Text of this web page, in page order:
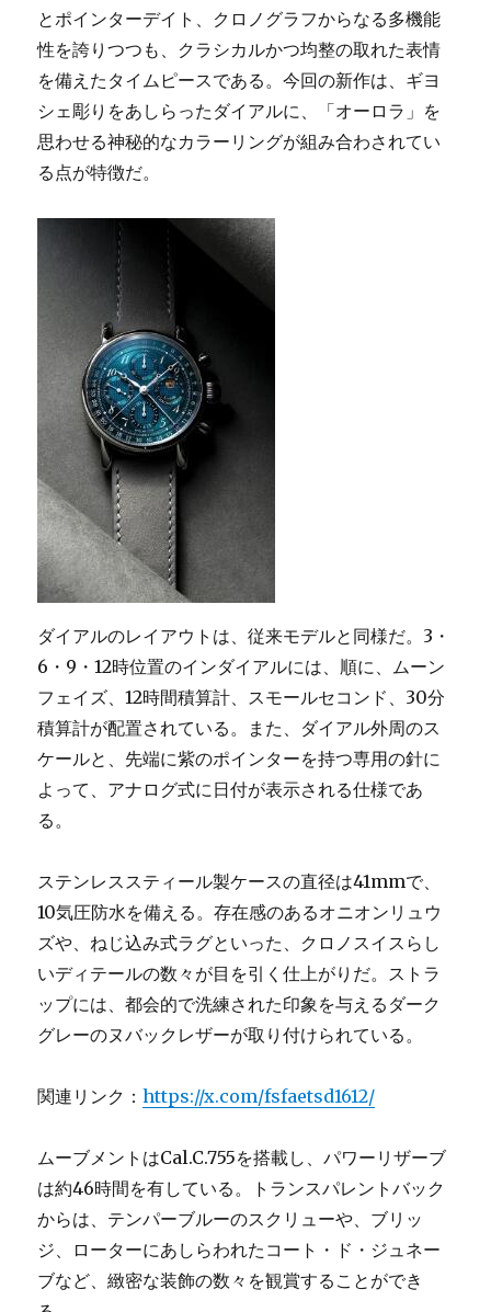
ー
ダ
ム
ロ
ノ
イ
“ス
リ
とポインターデイト、クロノグラフからなる多機能
性を誇りつつも、クラシカルかつ均整の取れた表情
を備えたタイムピースである。今回の新作は、ギヨ
シェ彫りをあしらったダイアルに、「オーロラ」を
思わせる神秘的なカラーリングが組み合わされてい
る点が特徴だ。
ダイアルのレイアウトは、従来モデルと同様だ。3・
6・9・12時位置のインダイアルには、順に、ムーン
フェイズ、12時間積算計、スモールセコンド、30分
積算計が配置されている。また、ダイアル外周のス
ケールと、先端に紫のポインターを持つ専用の針に
よって、アナログ式に日付が表示される仕様であ
る。
ステンレススティール製ケースの直径は41mmで、
10気圧防水を備える。存在感のあるオニオンリュウ
ズや、ねじ込み式ラグといった、クロノスイスらし
いディテールの数々が目を引く仕上がりだ。ストラ
ップには、都会的で洗練された印象を与えるダーク
グレーのヌバックレザーが取り付けられている。
関連リンク：https://x.com/fsfaetsd1612/
ムーブメントはCal.C.755を搭載し、パワーリザーブ
は約46時間を有している。トランスパレントバック
からは、テンパーブルーのスクリューや、ブリッ
ジ、ローターにあしらわれたコート・ド・ジュネー
ブなど、緻密な装飾の数々を観賞することができ